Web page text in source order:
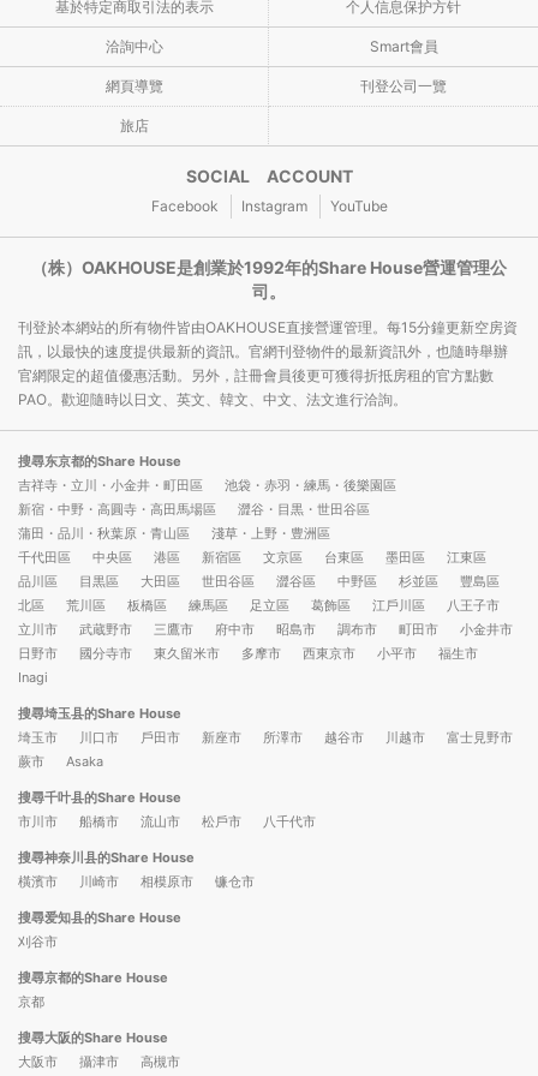
基於特定商取引法的表示 个人信息保护方针
洽詢中心 Smart會員
網頁導覽 刊登公司一覽
旅店
SOCIAL ACCOUNT
Facebook Instagram YouTube
（株）OAKHOUSE是創業於1992年的Share House營運管理公
司。
刊登於本網站的所有物件皆由OAKHOUSE直接營運管理。每15分鐘更新空房資
訊，以最快的速度提供最新的資訊。官網刊登物件的最新資訊外，也隨時舉辦
官網限定的超值優惠活動。另外，註冊會員後更可獲得折抵房租的官方點數
PAO。歡迎隨時以日文、英文、韓文、中文、法文進行洽詢。
搜尋东京都的Share House
吉祥寺・立川・小金井・町田區
池袋・赤羽・練馬・後樂園區
新宿・中野・高圓寺・高田馬場區
澀谷・目黒・世田谷區
蒲田・品川・秋葉原・青山區
淺草・上野・豊洲區
千代田區
中央區 港區 新宿區 文京區 台東區 墨田區
江東區
品川區
目黒區 大田區 世田谷區 澀谷區 中野區 杉並區
豐島區
北區
荒川區 板橋區 練馬區 足立區 葛飾區 江戶川區
八王子市
立川市
武蔵野市 三鷹市 府中市 昭島市 調布市 町田市
小金井市
日野市
國分寺市 東久留米市 多摩市 西東京市 小平市
福生市
Inagi
搜尋埼玉县的Share House
埼玉市
川口市 戶田市 新座市 所澤市 越谷市 川越市
富士見野市
蕨市
Asaka
搜尋千叶县的Share House
市川市
船橋市 流山市 松戶市 八千代市
搜尋神奈川县的Share House
橫濱市
川崎市 相模原市 镰仓市
搜尋爱知县的Share House
刈谷市
搜尋京都的Share House
京都
搜尋大阪的Share House
大阪市
攝津市 高槻市